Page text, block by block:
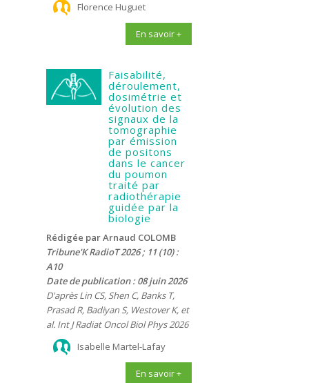
Florence Huguet
En savoir +
Faisabilité,
déroulement,
dosimétrie et
évolution des
signaux de la
tomographie
par émission
de positons
dans le cancer
du poumon
traité par
radiothérapie
guidée par la
biologie
Rédigée par Arnaud COLOMB
Tribune'K RadioT 2026 ; 11 (10) :
A10
Date de publication : 08 juin 2026
D'après Lin CS, Shen C, Banks T,
Prasad R, Badiyan S, Westover K, et
al. Int J Radiat Oncol Biol Phys 2026
Isabelle Martel-Lafay
En savoir +